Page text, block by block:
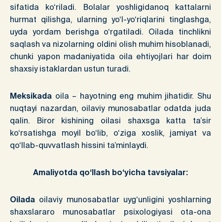
sifatida ko‘riladi. Bolalar yoshligidanoq kattalarni
hurmat qilishga, ularning yo‘l-yo‘riqlarini tinglashga,
uyda yordam berishga o‘rgatiladi. Oilada tinchlikni
saqlash va nizolarning oldini olish muhim hisoblanadi,
chunki yapon madaniyatida oila ehtiyojlari har doim
shaxsiy istaklardan ustun turadi.
Meksikada oila – hayotning eng muhim jihatidir. Shu
nuqtayi nazardan, oilaviy munosabatlar odatda juda
qalin. Biror kishining oilasi shaxsga katta ta’sir
ko‘rsatishga moyil bo‘lib, o‘ziga xoslik, jamiyat va
qo‘llab-quvvatlash hissini ta’minlaydi.
Amaliyotda qo‘llash bo‘yicha tavsiyalar:
Oilada oilaviy munosabatlar uyg‘unligini yoshlarning
shaxslararo munosabatlar psixologiyasi ota-ona